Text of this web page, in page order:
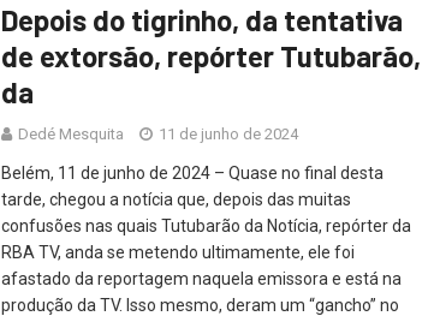
Depois do tigrinho, da tentativa
de extorsão, repórter Tutubarão,
da
Dedé Mesquita 11 de junho de 2024
Belém, 11 de junho de 2024 – Quase no final desta
tarde, chegou a notícia que, depois das muitas
confusões nas quais Tutubarão da Notícia, repórter da
RBA TV, anda se metendo ultimamente, ele foi
afastado da reportagem naquela emissora e está na
produção da TV. Isso mesmo, deram um “gancho” no